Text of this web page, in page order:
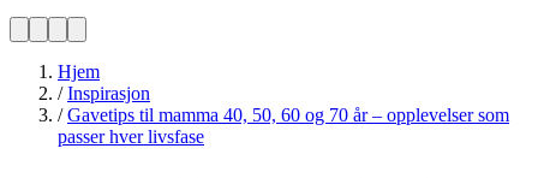
Hjem
/Inspirasjon
/Gavetips til mamma 40, 50, 60 og 70 år – opplevelser som
passer hver livsfase